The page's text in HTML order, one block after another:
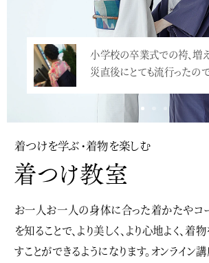
着つけを学ぶ・着物を楽しむ
お一人お一人の身体に合った着かたやコ
を知ることで、より美しく、より心地よく、
すことができるようになります。オンライン
小学校の卒業式での袴、増
災直後にとても流行ったの